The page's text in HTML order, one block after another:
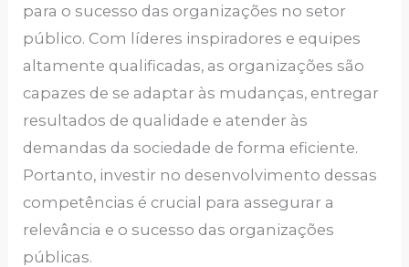
para o sucesso das organizações no setor
público. Com líderes inspiradores e equipes
altamente qualificadas, as organizações são
capazes de se adaptar às mudanças, entregar
resultados de qualidade e atender às
demandas da sociedade de forma eficiente.
Portanto, investir no desenvolvimento dessas
competências é crucial para assegurar a
relevância e o sucesso das organizações
públicas.